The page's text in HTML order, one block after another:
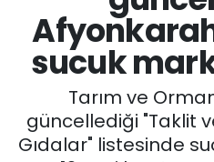
sucuk
Tarım ve
güncellediği "Taklit
Gıdalar" listesinde
GÜNCEL
SİYASET
EĞİTİM
Süper Lig Puan
Tüm Manşetler
Son Dakika